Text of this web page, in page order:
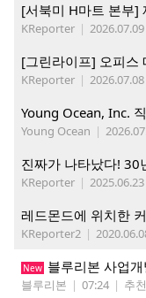
KReporter | 2026.07.09
KReporter | 2026.07.08
Young Ocean, Inc.
Young Ocean |
KReporter | 2025.06.23
KReporter2 |
New 블루리본 사업
블루리본 | 07:24 | 추